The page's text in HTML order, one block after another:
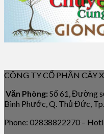
CÔNG TY CỔ PHẦN CÂY
Văn Phòng: Số 61, Đường
Bình Phước, Q. Thủ Đức,
Phone: 02838822270 –